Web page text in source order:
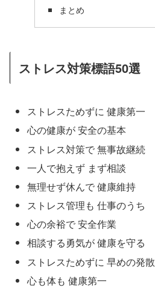
まとめ
ストレス対策標語50選
ストレスためずに 健康第一
心の健康が 安全の基本
ストレス対策で 無事故継続
一人で抱えず まず相談
無理せず休んで 健康維持
ストレス管理も 仕事のうち
心の余裕で 安全作業
相談する勇気が 健康を守る
ストレスためずに 早めの発散
心も体も 健康第一